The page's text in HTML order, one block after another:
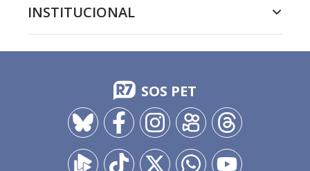
INSTITUCIONAL
SOS PET